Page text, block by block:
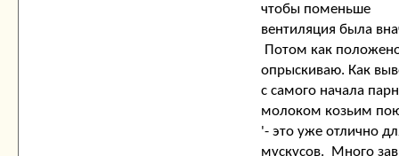
чтобы поменьше
вентиляция была
Потом как
опрыскиваю. Как
с самого начала
молоком козьим
'- это уже отлично
мускусов. Много